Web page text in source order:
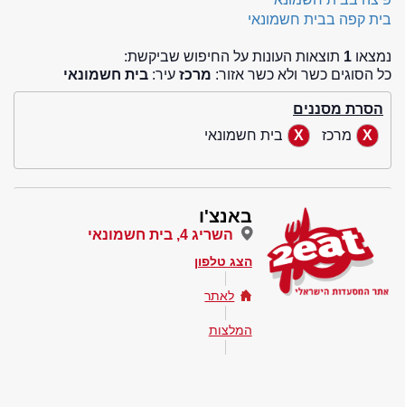
בית קפה בבית חשמונאי
נמצאו 1 תוצאות העונות על החיפוש שביקשת:
כל הסוגים כשר ולא כשר אזור: מרכז עיר: בית חשמונאי
הסרת מסננים
מרכז
בית חשמונאי
באנצ'ו
השריג 4, בית חשמונאי
הצג טלפון
לאתר
המלצות